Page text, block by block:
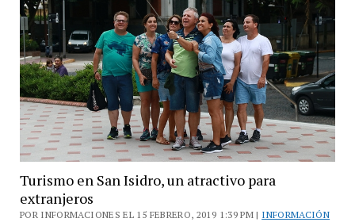
Estudiantes
de
Turismo
Turismo en San Isidro, un atractivo para
extranjeros
POR INFORMACIONES EL 15 FEBRERO, 2019 1:39 PM | INFORMACIÓN